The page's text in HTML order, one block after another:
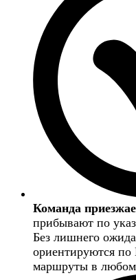
Команда
прибывают по
Без лишнего
ориентируются
маршруты в любом